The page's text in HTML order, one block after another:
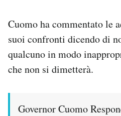
Cuomo ha commentato le
suoi confronti dicendo di
qualcuno in modo
che non si dimetterà.
Governor Cuomo